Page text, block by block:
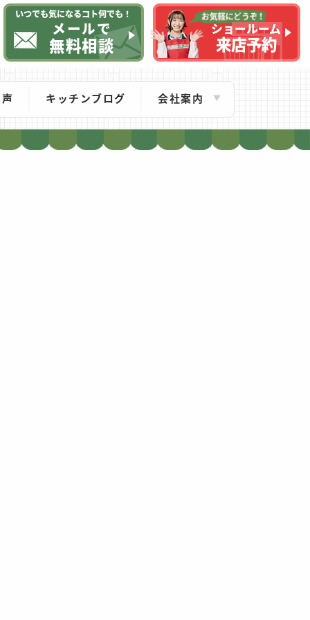
いつでも気になるコト何でも！
メールで
無料相談
ショールーム
来店予約
キッチンブログ 会社案内